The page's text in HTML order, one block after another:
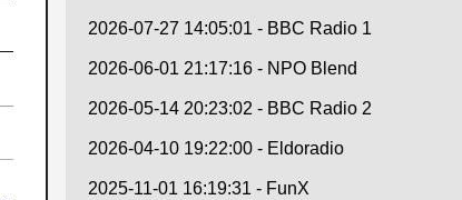
2026-07-27 14:05:01 - BBC Radio 1
2026-06-01 21:17:16 - NPO Blend
2026-05-14 20:23:02 - BBC Radio 2
2026-04-10 19:22:00 - Eldoradio
2025-11-01 16:19:31 - FunX